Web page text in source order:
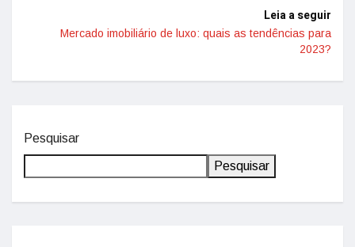
Leia a seguir
Mercado imobiliário de luxo: quais as tendências para
2023?
Pesquisar
Pesquisar